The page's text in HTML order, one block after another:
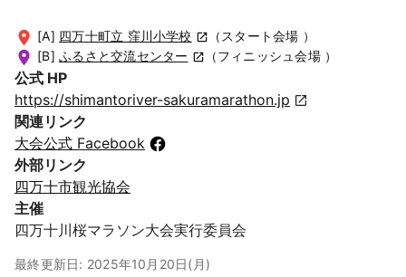
[A] 四万十町立 窪川小学校
（スタート会場 ）
[B] ふるさと交流センター （フィニッシュ会場 ）
公式 HP
https://shimantoriver-sakuramarathon.jp
関連リンク
大会公式 Facebook
外部リンク
四万十市観光協会
主催
四万十川桜マラソン大会実行委員会
最終更新日: 2025年10月20日(月)